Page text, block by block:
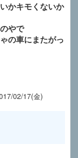
かキモくないか
やで
の車にまたがっ
02/17(金)